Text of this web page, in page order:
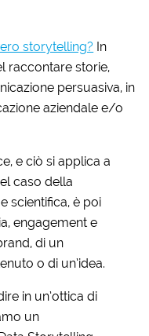
storytelling? In
raccontare storie,
persuasiva, in
aziendale e/o
e ciò si applica a
caso della
scientifica, è poi
engagement e
di un
o di un’idea.
in un’ottica di
un